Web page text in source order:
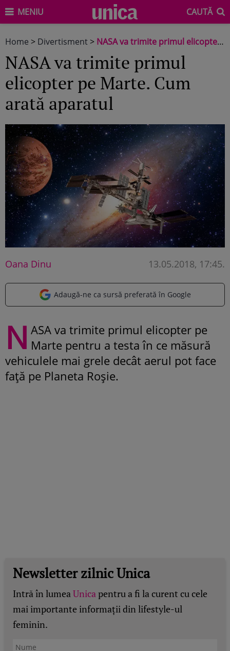
MENIU CAUTĂ
Home > Divertisment > NASA va trimite primul elicopter pe Marte. Cum arată aparatul
NASA va trimite primul
elicopter pe Marte. Cum
arată aparatul
Oana Dinu 13.05.2018, 17:45.
Adaugă-ne ca sursă preferată în Google
N ASA va trimite primul elicopter pe
Marte pentru a testa în ce măsură
vehiculele mai grele decât aerul pot face
față pe Planeta Roșie.
Newsletter zilnic Unica
Intră în lumeaUnicapentru a fi la curent cu cele
mai importante informații din lifestyle-ul
feminin.